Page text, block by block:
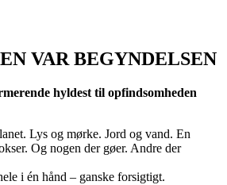
VAR BEGYNDELSEN
hyldest til opfindsomheden
Lys og mørke. Jord og vand. En
Og nogen der gøer. Andre der
i én hånd – ganske forsigtigt.